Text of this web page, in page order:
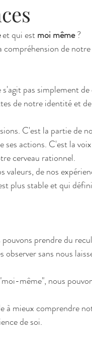
et qui est moi même ?
de
pas simplement de
de notre identité et
C'est la partie de
ses actions. C'est la
cerveau rationnel.
valeurs, de nos
plus stable et qui
prendre du
sans nous
même", nous
à mieux comprendre
de soi.